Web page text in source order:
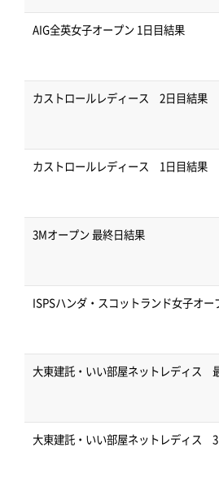
AIG全英女子オープン 1日目結果
カストロールレディース 2日目結果
カストロールレディース 1日目結果
3Mオープン 最終日結果
ISPSハンダ・スコットランド女子オー
大東建託・いい部屋ネットレディス
大東建託・いい部屋ネットレディス